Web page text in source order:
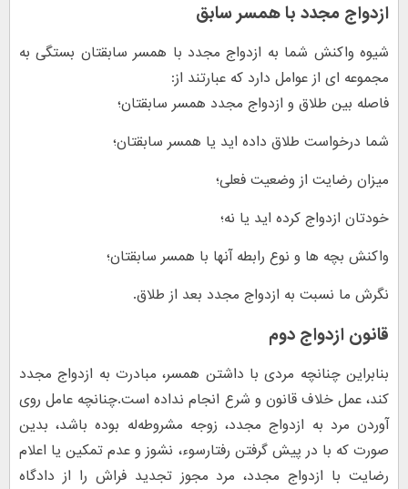
ازدواج مجدد با همسر سابق
شیوه واکنش شما به ازدواج مجدد با همسر سابقتان بستگی به
مجموعه ای از عوامل دارد که عبارتند از:
فاصله بین طلاق و ازدواج مجدد همسر سابقتان؛
شما درخواست طلاق داده اید یا همسر سابقتان؛
میزان رضایت از وضعیت فعلی؛
خودتان ازدواج کرده اید یا نه؛
واکنش بچه ها و نوع رابطه آنها با همسر سابقتان؛
نگرش ما نسبت به ازدواج مجدد بعد از طلاق.
قانون ازدواج دوم
بنابراین چنانچه مردی با داشتن همسر، مبادرت به ازدواج مجدد
کند، عمل خلاف قانون و شرع انجام نداده است.چنانچه عامل روی
آوردن مرد به ازدواج مجدد، زوجه مشروطه‌له بوده باشد، بدین
صورت که با در پیش گرفتن رفتارسوء، نشوز و عدم تمکین یا اعلام
رضایت با ازدواج مجدد، مرد مجوز تجدید فراش را از دادگاه